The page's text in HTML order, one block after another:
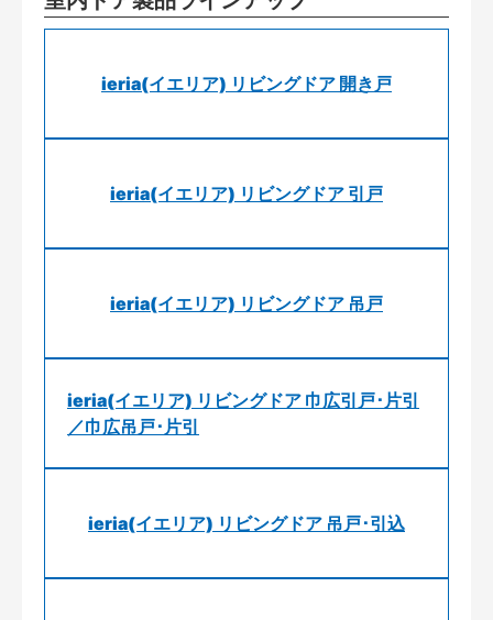
ieria(イエリア) リビングドア 開き戸
ieria(イエリア) リビングドア 引戸
ieria(イエリア) リビングドア 吊戸
ieria(イエリア) リビングドア 巾広引戸･片引
／巾広吊戸･片引
ieria(イエリア) リビングドア 吊戸･引込